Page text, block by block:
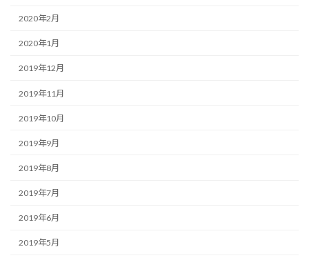
2020年2月
2020年1月
2019年12月
2019年11月
2019年10月
2019年9月
2019年8月
2019年7月
2019年6月
2019年5月